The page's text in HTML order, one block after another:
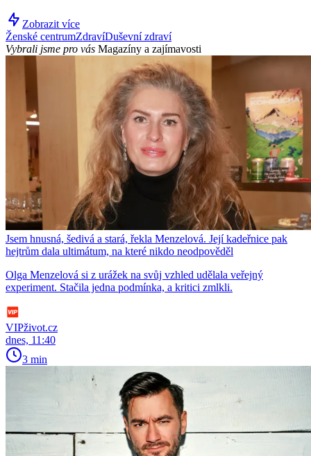
Zobrazit více
Ženské centrumZdravíDuševní zdraví
Vybrali jsme pro vás Magazíny a zajímavosti
Jsem hnusná, šedivá a stará, řekla Menzelová. Její kadeřnice pak
hejtrům dala ultimátum, na které nikdo neodpověděl
Olga Menzelová si z urážek na svůj vzhled udělala veřejný
experiment. Stačila jedna podmínka, a kritici zmlkli.
VIPživot.cz
dnes, 11:40
3 min